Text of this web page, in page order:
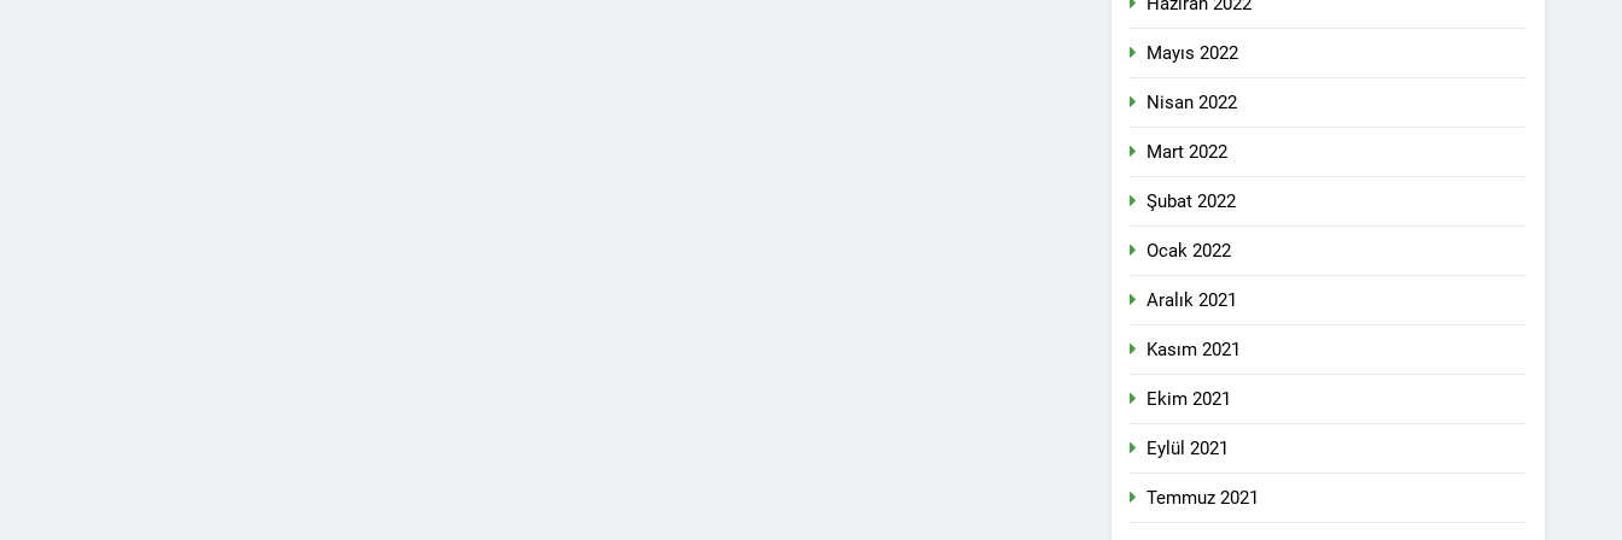
HAK-PAR Genel başkanı Düzgün Kaplan ENKS başkanı Mihemed İsmail ile telefonda görüştü.
Hak ve Özgürlükler Partisi HAK-PAR Parti Meclisi 11 Ocak 2025 tarihinde Ankara Genel Merkez’de toplandı.
HAK-PAR, PSK ve PWK’den ortak konferans.’ KÜRT MESELESİ BARIŞÇIL YOLLARLA VE DİYALOĞLA ÇÖZÜLMELİDİR
11.00de Gazeteciler Cemiyetinde ortaklaştıkları bir metni kamuoyuna sundular. PSK genel başkanı Bayram Bozyel’in açılış
Mayıs 2022
Nisan 2022
Mart 2022
Şubat 2022
Ocak 2022
Aralık 2021
Kasım 2021
Ekim 2021
Eylül 2021
Temmuz 2021